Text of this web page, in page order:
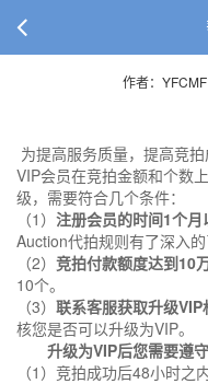
作者：
为提高服务质量，提高竞
VIP会员在竞拍金额和个数
级，需要符合几个条件：
（1） 注册会员的时间1个月
Auction代拍规则有了深入的
（2） 竞拍付款额度达到10
10个。
（3） 联系客服获取升级VIP
核您是否可以升级为VIP。
升级为VIP后您需要遵守
（1）竞拍成功后48小时